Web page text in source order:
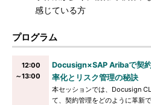
感じている方
プログラム
12:00
～13:00
Docusign×SAP Aribaで契
率化とリスク管理の秘訣
本セッションでは、Docusign
て、契約管理をどのように革新